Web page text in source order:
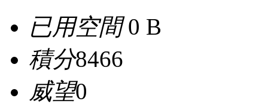
已用空間0 B
積分8466
威望0